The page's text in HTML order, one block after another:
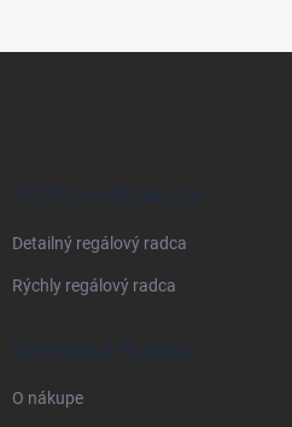
VŠETKO O REGÁLOCH
Detailný regálový radca
Rýchly regálový radca
DOPRAVA A PLATBA
O nákupe